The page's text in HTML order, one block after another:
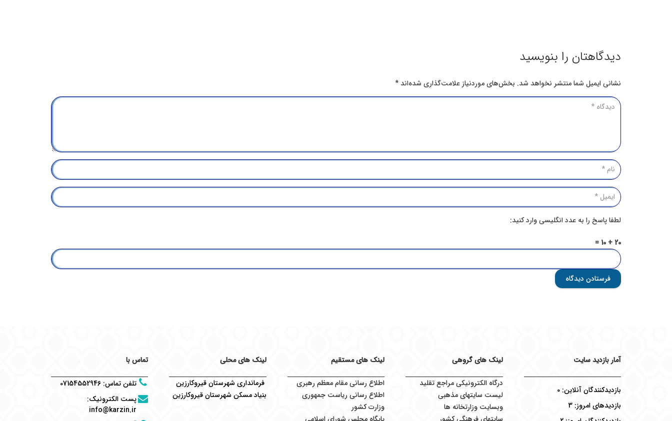
دیدگاهتان را بنویسید
نشانی ایمیل شما منتشر نخواهد شد. بخش‌های موردنیاز علامت‌گذاری شده‌اند *
لطفا پاسخ را به عدد انگلیسی وارد کنید:
20 + 10 =
فرستادن دیدگاه
آمار بازدید سایت
بازدیدکنندگان آنلاین: 0
بازدیدهای امروز: 3
لینک های گروهی
درگاه الکترونیکی مراجع تقلید
لیست سایتهای مذهبی
وبسایت وزارتخانه ها
لینک های مستقیم
اطلاع رسانی مقام معظم رهبری
اطلاع رسانی ریاست جمهوری
وزارت کشور
لینک های محلی
فرمانداری شهرستان قیروکارزین
بنیاد مسکن شهرستان قیروکارزین
تماس با
تلفن تماس:
07154552946
پست الکترونیک:
info@karzin.ir